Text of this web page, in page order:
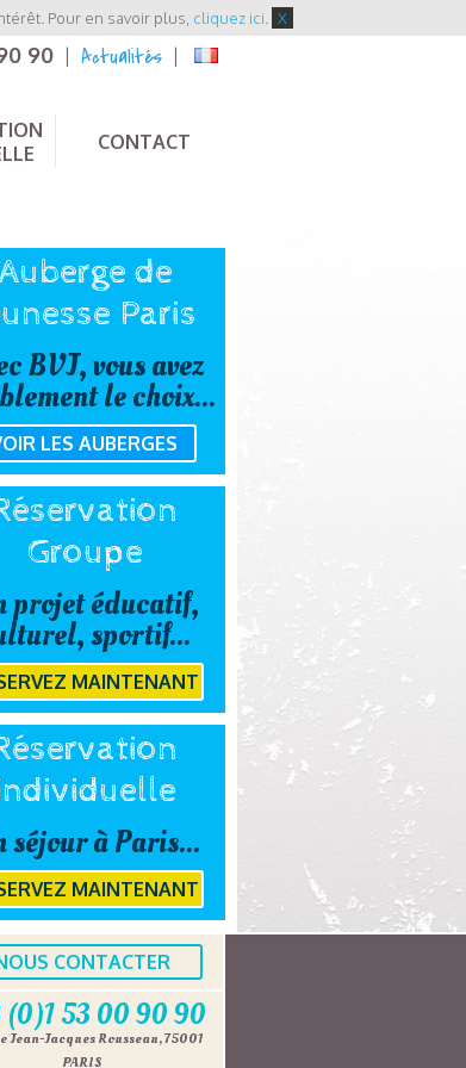
Pour en savoir plus, cliquez ici X
90 Actualités
CONTACT
Auberge de
Paris
BVJ, vous avez
le choix...
LES AUBERGES
Groupe
projet éducatif,
sportif...
MAINTENANT
séjour à Paris...
MAINTENANT
CONTACTER
(0)1 53 00 90 90
Jean-Jacques Rousseau, 75001
PARIS